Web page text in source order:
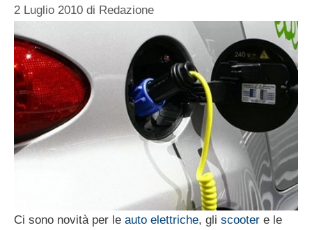
2 Luglio 2010 di Redazione
Ci sono novità per le auto elettriche, gli scooter e le